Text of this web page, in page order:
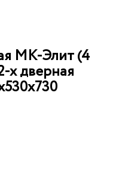
МК-Элит (4
х дверная